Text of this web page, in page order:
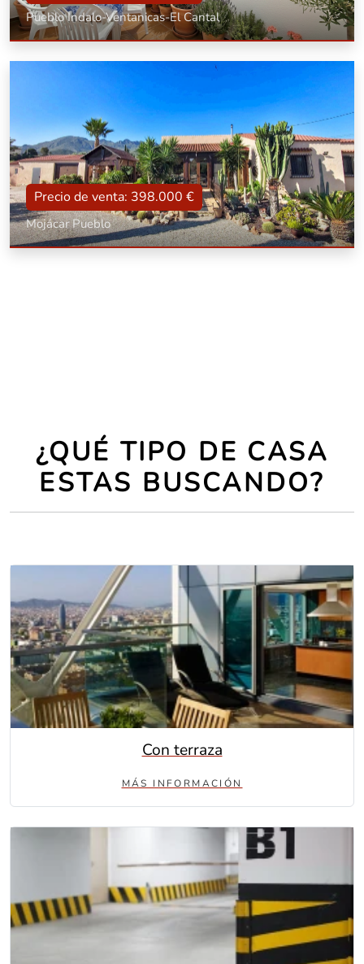
Pueblo Indalo-Ventanicas-El Cantal
Precio de venta: 398.000 €
Mojácar Pueblo
¿QUÉ TIPO DE CASA
ESTAS BUSCANDO?
Con terraza
MÁS INFORMACIÓN